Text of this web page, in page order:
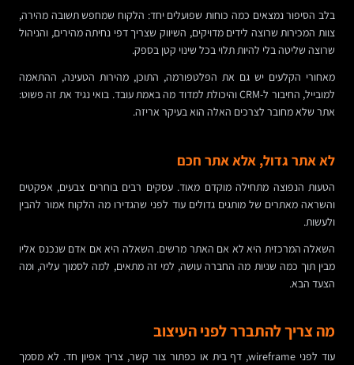
בלב הסיפור נמצאים כמה כוחות שפועלים יחד: הלקוח שמחפש תשובה מהירה,
צוות המכירות שרוצה לידים מדויקים, השיווק שצריך דפי נחיתה מהירים, והניהול
שרוצה שליטה בלי להיות תלוי בכל שינוי קטן בספק.
מאחורי הקלעים יש גם את הפלטפורמה, התוכן, מהירות הטעינה, ההתאמה
למובייל, החיבור ל-CRM והיכולת למדוד מה באמת עובד. בואי נגיד את זה פשוט:
אתר שלא מחובר לצרכים האלה הוא בעיקר אריזה.
לא אתר גדול, אלא אתר חכם
הטעות הנפוצה מתחילה מוקדם מאוד. עסקים רבים בוחרים צבעים, אפקטים
והשראה מאתרים של מותגים גדולים עוד לפני שהגדירו מה הלקוח אמור להבין
ולעשות.
השאלה המרכזית היא לא אם האתר מרשים. השאלה היא אם אדם שנכנס אליו
מבין תוך כמה שניות מה החברה עושה, למי זה מתאים, למה לסמוך עליה, ומה
הצעד הבא.
מה צריך להתברר לפני העיצוב
עוד לפני wireframe, דף בית או כפתור צור קשר, צריך אפיון חד. לא מסמך